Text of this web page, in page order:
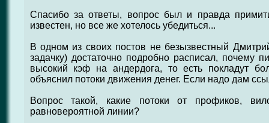
Спасибо за ответы, вопрос был и правда
известен, но все же хотелось убедиться...
В одном из своих постов не безызвестный
задачку) достаточно подробно расписал, почему
высокий кэф на андердога, то есть покладут
объяснил потоки движения денег. Если надо дам
Вопрос такой, какие потоки от профиков,
равновероятной линии?